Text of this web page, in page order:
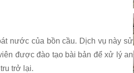
nước của bồn cầu. Dịch vụ này sử
được đào tạo bài bản để xử lý an
trở lại.